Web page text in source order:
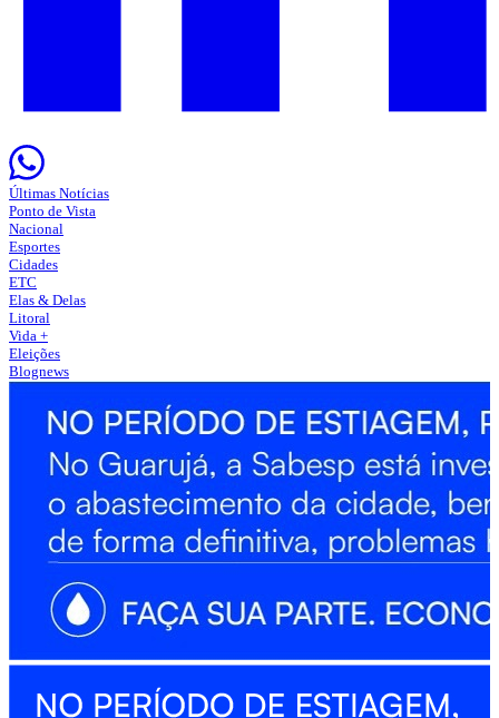
Últimas Notícias
Ponto de Vista
Nacional
Esportes
Cidades
ETC
Elas & Delas
Litoral
Vida +
Eleições
Blognews